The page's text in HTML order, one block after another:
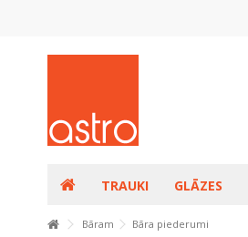
TRAUKI GLĀZES
Bāram Bāra piederumi